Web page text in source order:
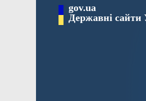
Перейти gov.ua
Державні сайти